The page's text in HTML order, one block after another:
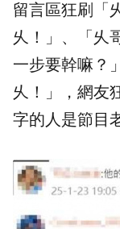
留言區狂刷「
乆！」、「乆
一步要幹嘛？
乆！」，網友
字的人是節目